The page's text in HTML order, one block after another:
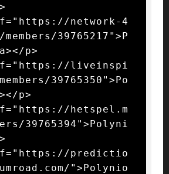
network-4
39765217">P
p>
liveinspi
39765350">Po
p>
hetspel.m
39765394">Polyni
predictio
">Polynio